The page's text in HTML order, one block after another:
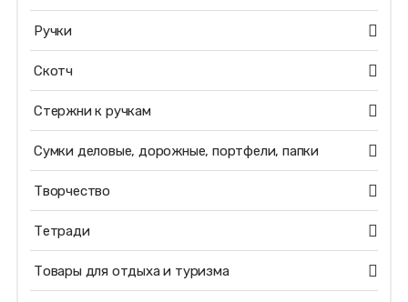
Ручки
Скотч
Стержни к ручкам
Сумки деловые, дорожные, портфели, папки
Творчество
Тетради
Товары для отдыха и туризма